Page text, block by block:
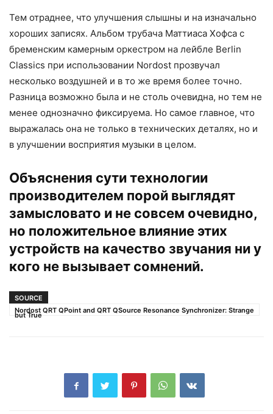
Тем отраднее, что улучшения слышны и на изначально
хороших записях. Альбом трубача Маттиаса Хофса с
бременским камерным оркестром на лейбле Berlin
Classics при использовании Nordost прозвучал
несколько воздушней и в то же время более точно.
Разница возможно была и не столь очевидна, но тем не
менее однозначно фиксируема. Но самое главное, что
выражалась она не только в технических деталях, но и
в улучшении восприятия музыки в целом.
Объяснения сути технологии
производителем порой выглядят
замысловато и не совсем очевидно,
но положительное влияние этих
устройств на качество звучания ни у
кого не вызывает сомнений.
SOURCE
Nordost QRT QPoint and QRT QSource Resonance Synchronizer: Strange
but True